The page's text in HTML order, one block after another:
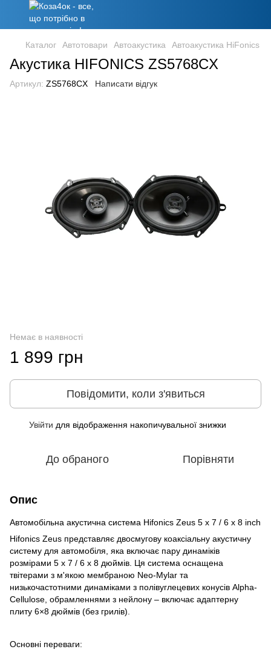
Каталог Автотовари Автоакустика Автоакустика HiFonics
Акустика HIFONICS ZS5768CX
Артикул: ZS5768CX Написати відгук
Немає в наявності
1 899 грн
Повідомити, коли з'явиться
Увійти для відображення накопичувальної знижки
До обраного Порівняти
Опис
Автомобільна акустична система Hifonics Zeus 5 x 7 / 6 x 8 inch
Hifonics Zeus представляє двосмугову коаксіальну акустичну
систему для автомобіля, яка включає пару динаміків
розмірами 5 x 7 / 6 x 8 дюймів. Ця система оснащена
твітерами з м'якою мембраною Neo-Mylar та
низькочастотними динаміками з полівуглецевих конусів Alpha-
Cellulose, обрамленнями з нейлону – включає адаптерну
плиту 6×8 дюймів (без грилів).
Основні переваги: